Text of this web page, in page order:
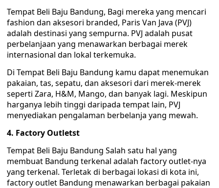
Tempat Beli Baju Bandung, Bagi mereka yang mencari
fashion dan aksesori branded, Paris Van Java (PVJ)
adalah destinasi yang sempurna. PVJ adalah pusat
perbelanjaan yang menawarkan berbagai merek
internasional dan lokal terkemuka.
Di Tempat Beli Baju Bandung kamu dapat menemukan
pakaian, tas, sepatu, dan aksesori dari merek-merek
seperti Zara, H&M, Mango, dan banyak lagi. Meskipun
harganya lebih tinggi daripada tempat lain, PVJ
menyediakan pengalaman berbelanja yang mewah.
4. Factory Outletst
Tempat Beli Baju Bandung Salah satu hal yang
membuat Bandung terkenal adalah factory outlet-nya
yang terkenal. Terletak di berbagai lokasi di kota ini,
factory outlet Bandung menawarkan berbagai pakaian